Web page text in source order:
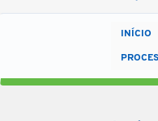
INÍCIO